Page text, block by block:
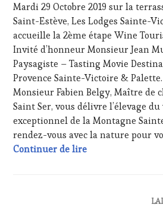
TOURISM
TOUR
MOVIE,
WINETASTINGVOUCHER.COM
DE
LA
HAUTE
FRANÇAISE,
FAMOUS
HOST,
GUEST,
INVITATIONS
DÉGUSTATIONS,
WINE
TASTING,
2019
Mardi 29 Octobre 2019 sur la
Saint-Estève, Les Lodges Sainte-
accueille la 2ème étape Wine
Invité d’honneur Monsieur Jean
Paysagiste – Tasting Movie
Provence Sainte-Victoire & Palette.
Monsieur Fabien Belgy, Maître de
Saint Ser, vous délivre l’élevage
exceptionnel de la Montagne
rendez-vous avec la nature pour
Continuer de lireCASTING :